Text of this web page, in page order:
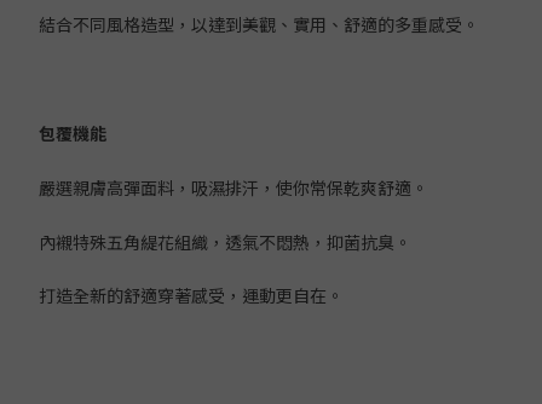
結合不同風格造型，以達到美觀、實用、舒適的多重感受。
包覆機能
嚴選親膚高彈面料，吸濕排汗，使你常保乾爽舒適。
內襯特殊五角緹花組織，透氣不悶熱，抑菌抗臭。
打造全新的舒適穿著感受，運動更自在。